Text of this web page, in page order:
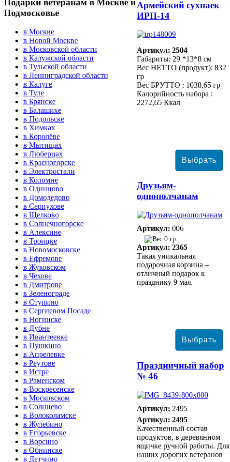
Армейский сухпаек
ИРП-14
Артикул: 2504
Габариты: 29 *13*8 см
Вес НЕТТО (продукт): 832
гр
Вес БРУТТО : 1038,65 гр
Калорийность набора :
2272,65 Ккал
Друзьям-
однополчанам
Артикул: 006
0 гр
Артикул: 2365
Такая уникальная
подарочная корзина –
отличный подарок к
празднику 9 мая.
Праздничный набор
№ 46
Артикул: 2495
Артикул: 2495
Качественный состав
продуктов, в деревянном
ящичке ручной работы. Для
наших дорогих ветеранов
Подарки ветеранам в Москве и
Подмосковье
в Москве
в Новой Москве
в Московской области
в Калужской области
в Тульской области
в Ленинградской области
в Калуге
в Туле
в Брянске
в Балашихе
в Подольске
в Химках
в Королёве
в Мытищах
в Люберцах
в Красногорске
в Электростали
в Коломне
в Одинцово
в Домодедово
в Серпухове
в Щелково
в Солнечногорске
в Алексине
в Троицке
в Новомосковске
в Ефремове
в Жуковском
в Чехове
в Дмитрове
в Зеленограде
в Ступино
в Сергиевом Посаде
в Ногинске
в Дубне
в Ивантеевке
в Пушкино
в Апрелевке
в Реутове
в Истре
в Раменском
в Воскресенске
в Московском
в Солнцево
в Волоколамске
в Жулебино
в Егорьевске
в Ворсино
в Обнинске
в Детчино